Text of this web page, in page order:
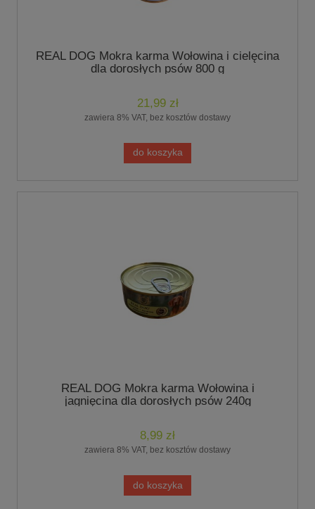
REAL DOG Mokra karma Wołowina i cielęcina
dla dorosłych psów 800 g
21,99 zł
zawiera 8% VAT, bez kosztów dostawy
do koszyka
REAL DOG Mokra karma Wołowina i
jagnięcina dla dorosłych psów 240g
8,99 zł
zawiera 8% VAT, bez kosztów dostawy
do koszyka